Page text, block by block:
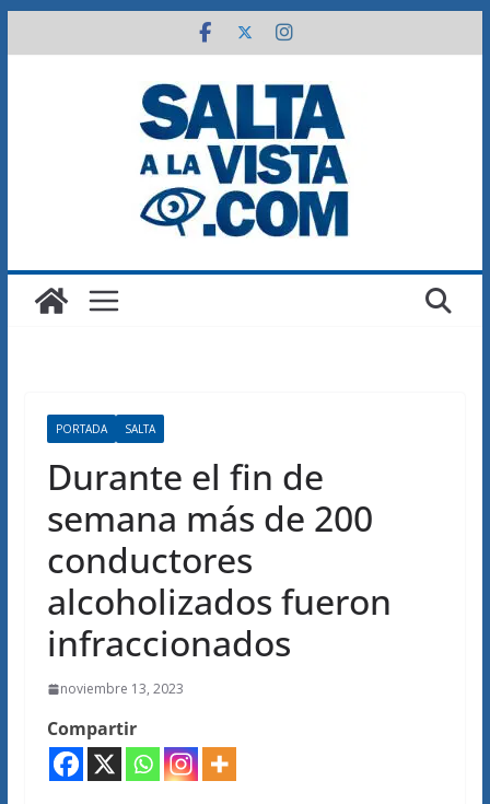
al
PORTADA SALTA
Durante el fin de
semana más de 200
conductores
alcoholizados fueron
infraccionados
noviembre 13, 2023
Compartir